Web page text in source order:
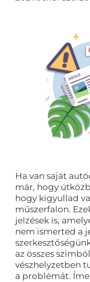
Ha van saját
már, hogy
hogy kigyullad
műszerfalon.
jelzések is,
nem ismerted a
az összes
vészhelyzetben
a problémát.